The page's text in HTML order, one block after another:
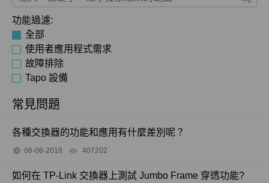
功能過濾:
全部
使用者應用程式需求
故障排除
Tapo 設備
常見問題
各種交換器的功能和應用有什麼差別呢？
06-06-2018 407202
如何在 TP-Link 交換器上測試 Jumbo Frame 穿透功能?